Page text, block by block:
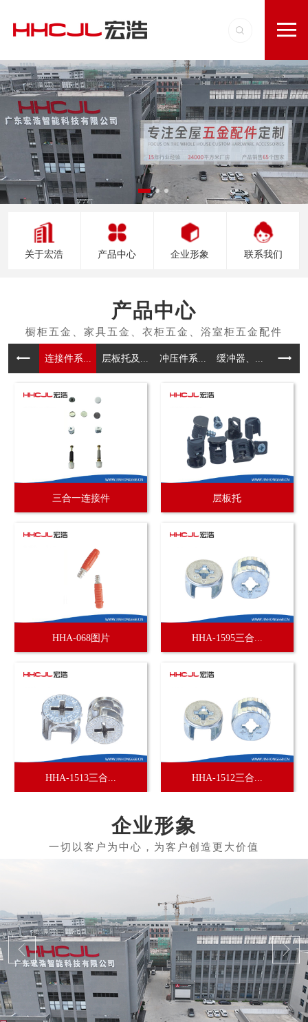
关于宏浩 产品中心 企业形象 联系我们
产品中心
连接件系... 层板托及... 冲压件系... 缓冲器、... 拉手
三合一连接件 层板托
HHA-068图片 HHA-1595三合...
HHA-1513三合... HHA-1512三合...
企业形象